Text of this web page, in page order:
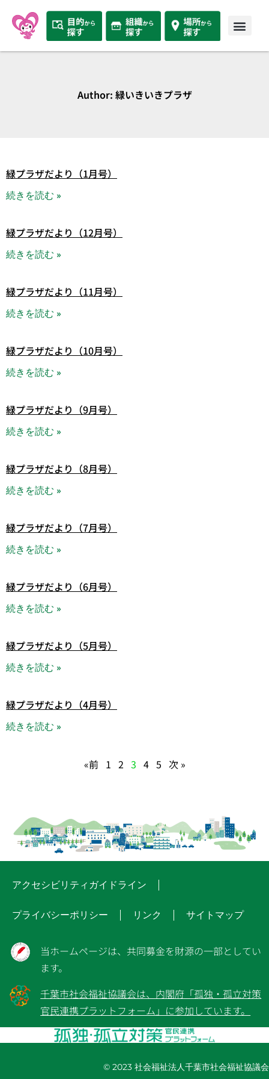
Author: 緑いきいきプラザ
緑プラザだより（1月号）
続きを読む »
緑プラザだより（12月号）
続きを読む »
緑プラザだより（11月号）
続きを読む »
緑プラザだより（10月号）
続きを読む »
緑プラザだより（9月号）
続きを読む »
緑プラザだより（8月号）
続きを読む »
緑プラザだより（7月号）
続きを読む »
緑プラザだより（6月号）
続きを読む »
緑プラザだより（5月号）
続きを読む »
緑プラザだより（4月号）
続きを読む »
«前 1 2 3 4 5 次 »
アクセシビリティガイドライン
プライバシーポリシー リンク サイトマップ
当ホームページは、共同募金を財源の一部としてい
ます。
千葉市社会福祉協議会は、内閣府「孤独・孤立対策
官民連携プラットフォーム」に参加しています。
© 2023 社会福祉法人千葉市社会福祉協議会